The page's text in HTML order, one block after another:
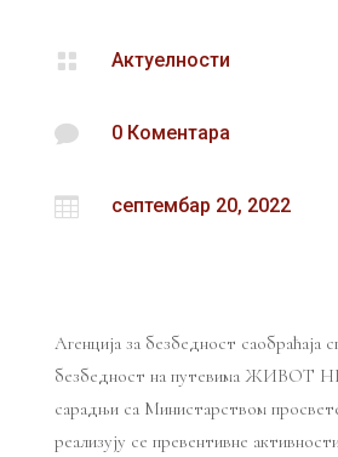
 Актуелности
 0 Коментара
 септембар 20, 2022
Агенција за безбедност саобраћаја
безбедност на путевима
сарадњи са Министарством
реализују се превентивне